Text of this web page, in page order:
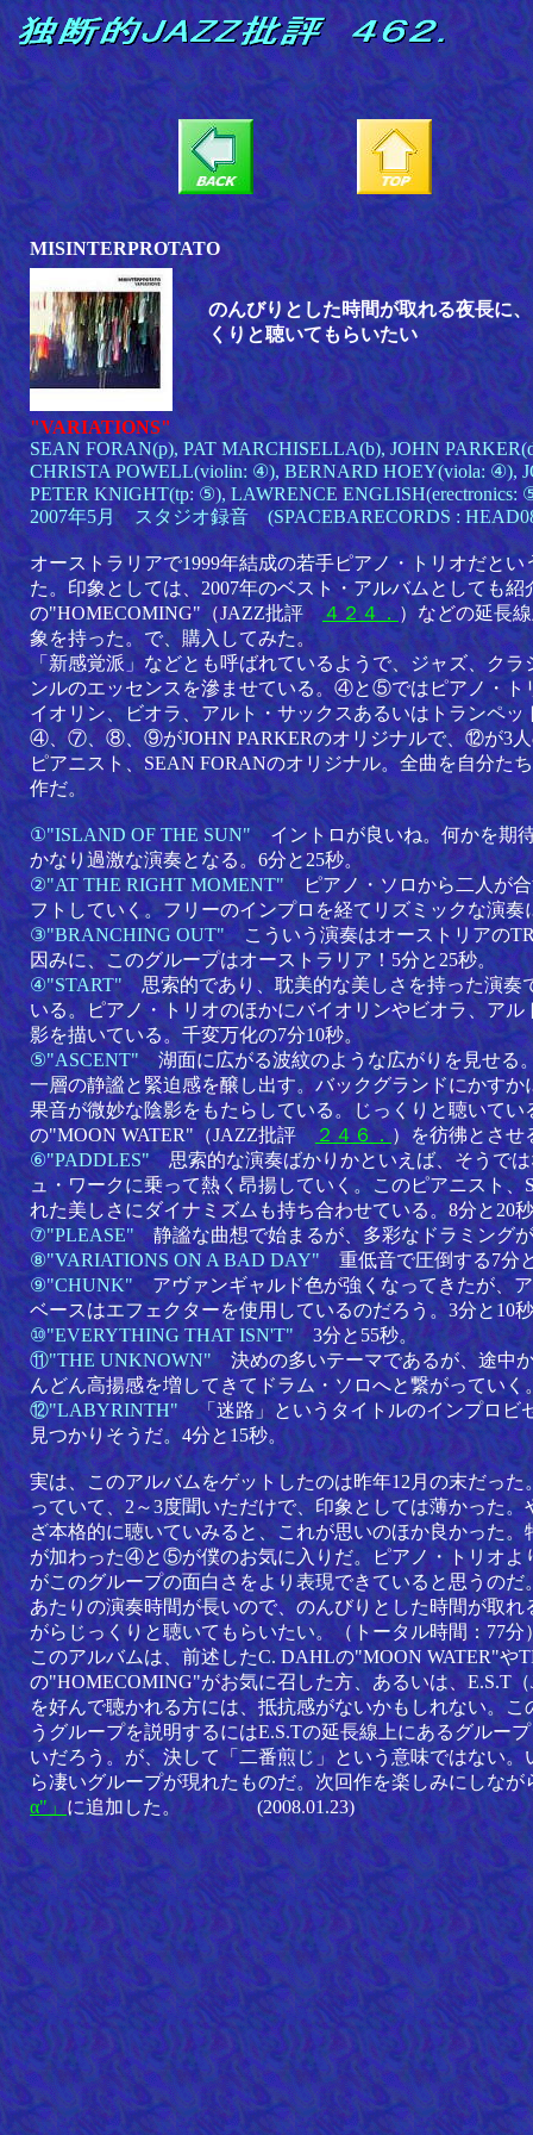
MISINTERPROTATO
のんびりとした時間が取れる夜長に
くりと聴いてもらいたい
"VARIATIONS"
SEAN FORAN(p), PAT MARCHISELLA(b), JOHN
CHRISTA POWELL(violin: ④), BERNARD HOEY(viola: ④),
PETER KNIGHT(tp: ⑤), LAWRENCE ENGLISH(erectronics:
2007年5月 スタジオ録音 (SPACEBARECORDS :
オーストラリアで1999年結成の若手ピアノ・トリオだと
た。印象としては、2007年のベスト・アルバムとしても紹
の"HOMECOMING"（JAZZ批評４２４．）などの延長
象を持った。で、購入してみた。
「新感覚派」などとも呼ばれているようで、ジャズ、ク
ンルのエッセンスを滲ませている。④と⑤ではピアノ・ト
イオリン、ビオラ、アルト・サックスあるいはトランペッ
④、⑦、⑧、⑨がJOHN PARKERのオリジナルで、⑫が3人
ピアニスト、SEAN FORANのオリジナル。全曲を自分た
作だ。
①"ISLAND OF THE SUN"イントロが良いね。何かを期
かなり過激な演奏となる。6分と25秒。
②"AT THE RIGHT MOMENT"ピアノ・ソロから二人が
フトしていく。フリーのインプロを経てリズミックな演奏
③"BRANCHING OUT" こういう演奏はオーストリアの
因みに、このグループはオーストラリア！5分と25秒。
④"START"思索的であり、耽美的な美しさを持った演奏
いる。ピアノ・トリオのほかにバイオリンやビオラ、ア
影を描いている。千変万化の7分10秒。
⑤"ASCENT"湖面に広がる波紋のような広がりを見せる
一層の静謐と緊迫感を醸し出す。バックグランドにかす
果音が微妙な陰影をもたらしている。じっくりと聴いて
の"MOON WATER"（JAZZ批評２４６．）を彷彿とさせ
⑥"PADDLES"思索的な演奏ばかりかといえば、そうで
ュ・ワークに乗って熱く昂揚していく。このピアニスト、
れた美しさにダイナミズムも持ち合わせている。8分と20
⑦"PLEASE"静謐な曲想で始まるが、多彩なドラミング
⑧"VARIATIONS ON A BAD DAY" 重低音で圧倒する7分
⑨"CHUNK"アヴァンギャルド色が強くなってきたが、
ベースはエフェクターを使用しているのだろう。3分と10
⑩"EVERYTHING THAT ISN'T"3分と55秒。
⑪"THE UNKNOWN" 決めの多いテーマであるが、途中
んどん高揚感を増してきてドラム・ソロへと繋がっていく
⑫"LABYRINTH"「迷路」というタイトルのインプロビ
見つかりそうだ。4分と15秒。
実は、このアルバムをゲットしたのは昨年12月の末だっ
っていて、2～3度聞いただけで、印象としては薄かった
ざ本格的に聴いていみると、これが思いのほか良かった
が加わった④と⑤が僕のお気に入りだ。ピアノ・トリオよ
がこのグループの面白さをより表現できていると思うの
あたりの演奏時間が長いので、のんびりとした時間が取
がらじっくりと聴いてもらいたい。（トータル時間：77分
このアルバムは、前述したC. DAHLの"MOON WATER"や
の"HOMECOMING"がお気に召した方、あるいは、E.S.T
を好んで聴かれる方には、抵抗感がないかもしれない。こ
うグループを説明するにはE.S.Tの延長線上にあるグルー
いだろう。が、決して「二番煎じ」という意味ではない。
ら凄いグループが現れたものだ。次回作を楽しみにしなが
α"」に追加した。 (2008.01.23)